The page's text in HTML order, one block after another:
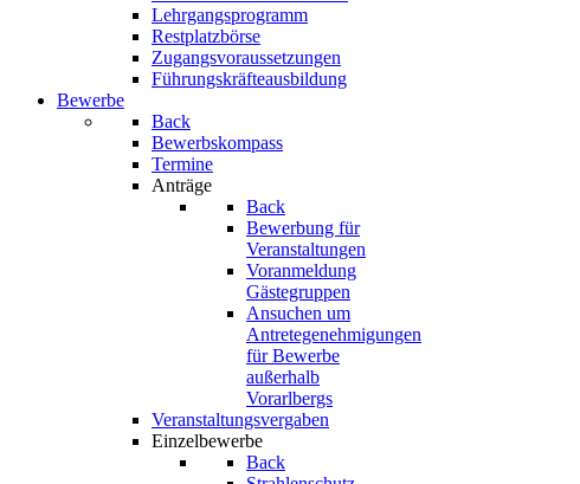
Lehrgangsprogramm
Restplatzbörse
Zugangsvoraussetzungen
Führungskräfteausbildung
Bewerbe
Back
Bewerbskompass
Termine
Anträge
Back
Bewerbung für
Veranstaltungen
Voranmeldung
Gästegruppen
Ansuchen um
Antretegenehmigungen
für Bewerbe
außerhalb
Vorarlbergs
Veranstaltungsvergaben
Einzelbewerbe
Back